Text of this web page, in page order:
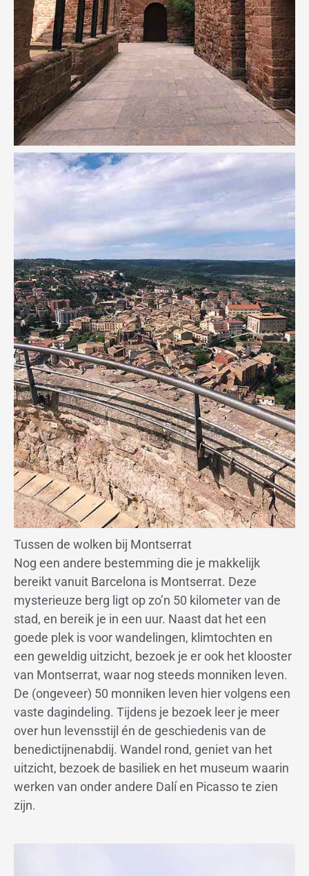
Tussen de wolken bij Montserrat
Nog een andere bestemming die je makkelijk
bereikt vanuit Barcelona is Montserrat. Deze
mysterieuze berg ligt op zo’n 50 kilometer van de
stad, en bereik je in een uur. Naast dat het een
goede plek is voor wandelingen, klimtochten en
een geweldig uitzicht, bezoek je er ook het klooster
van Montserrat, waar nog steeds monniken leven.
De (ongeveer) 50 monniken leven hier volgens een
vaste dagindeling. Tijdens je bezoek leer je meer
over hun levensstijl én de geschiedenis van de
benedictijnenabdij. Wandel rond, geniet van het
uitzicht, bezoek de basiliek en het museum waarin
werken van onder andere Dalí en Picasso te zien
zijn.